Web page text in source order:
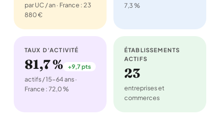
par UC / an · France : 23
880 €
7,3 %
TAUX D'ACTIVITÉ
81,7 % +9,7 pts
actifs / 15-64 ans ·
France : 72,0 %
ÉTABLISSEMENTS
ACTIFS
23
entreprises et
commerces